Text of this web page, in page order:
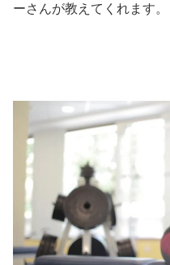
ーさんが教えてくれます。